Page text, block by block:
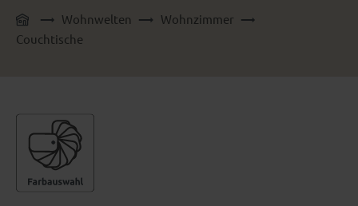
Wohnwelten
Wohnzimmer
Couchtische